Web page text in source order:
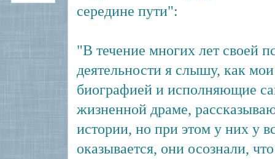
середине пути":
"В течение многих лет своей
деятельности я слышу, как
биографией и исполняющие
жизненной драме,
истории, но при этом у них у
оказывается, они осознали,